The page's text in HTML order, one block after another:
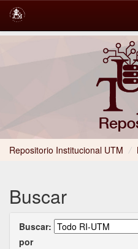
Repositorio Institucional UTM /
Buscar
Buscar:
por